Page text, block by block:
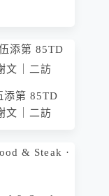
添第 85TD
文｜二訪